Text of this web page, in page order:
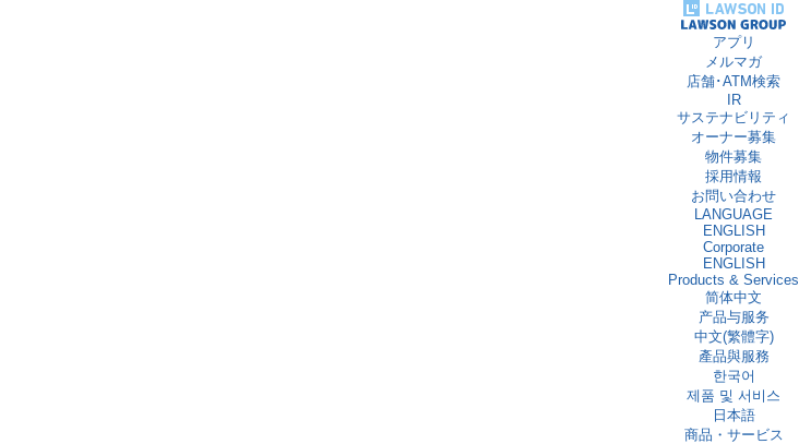
アプリ
メルマガ
店舗･ATM検索
IR
サステナビリティ
オーナー募集
物件募集
採用情報
お問い合わせ
LANGUAGE
ENGLISH
Corporate
ENGLISH
Products & Services
简体中文
产品与服务
中文(繁體字)
產品與服務
한국어
제품 및 서비스
日本語
商品・サービス